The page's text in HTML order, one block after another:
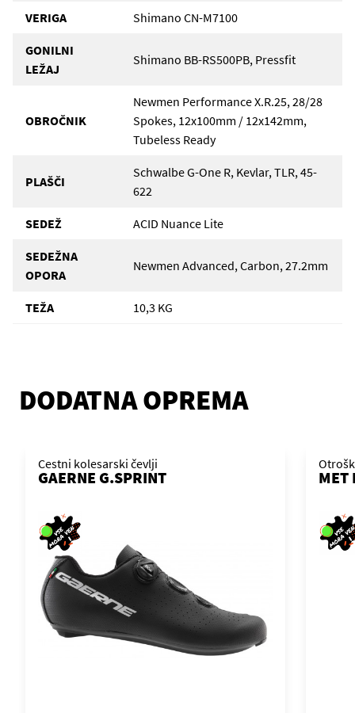
VERIGA Shimano CN-M7100
GONILNI
LEŽAJ
Shimano BB-RS500PB, Pressfit
OBROČNIK
Newmen Performance X.R.25, 28/28
Spokes, 12x100mm / 12x142mm,
Tubeless Ready
PLAŠČI
Schwalbe G-One R, Kevlar, TLR, 45-
622
SEDEŽ ACID Nuance Lite
SEDEŽNA
OPORA
Newmen Advanced, Carbon, 27.2mm
TEŽA 10,3 KG
DODATNA OPREMA
Cestni kolesarski čevlji
GAERNE G.SPRINT MET